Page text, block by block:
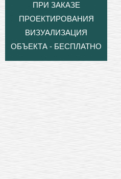
ПРИ ЗАКАЗЕ
ПРОЕКТИРОВАНИЯ
ВИЗУАЛИЗАЦИЯ
ОБЪЕКТА - БЕСПЛАТНО